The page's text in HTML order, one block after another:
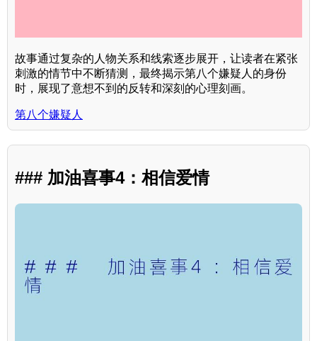
故事通过复杂的人物关系和线索逐步展开，让读者在紧张
刺激的情节中不断猜测，最终揭示第八个嫌疑人的身份
时，展现了意想不到的反转和深刻的心理刻画。
第八个嫌疑人
### 加油喜事4：相信爱情